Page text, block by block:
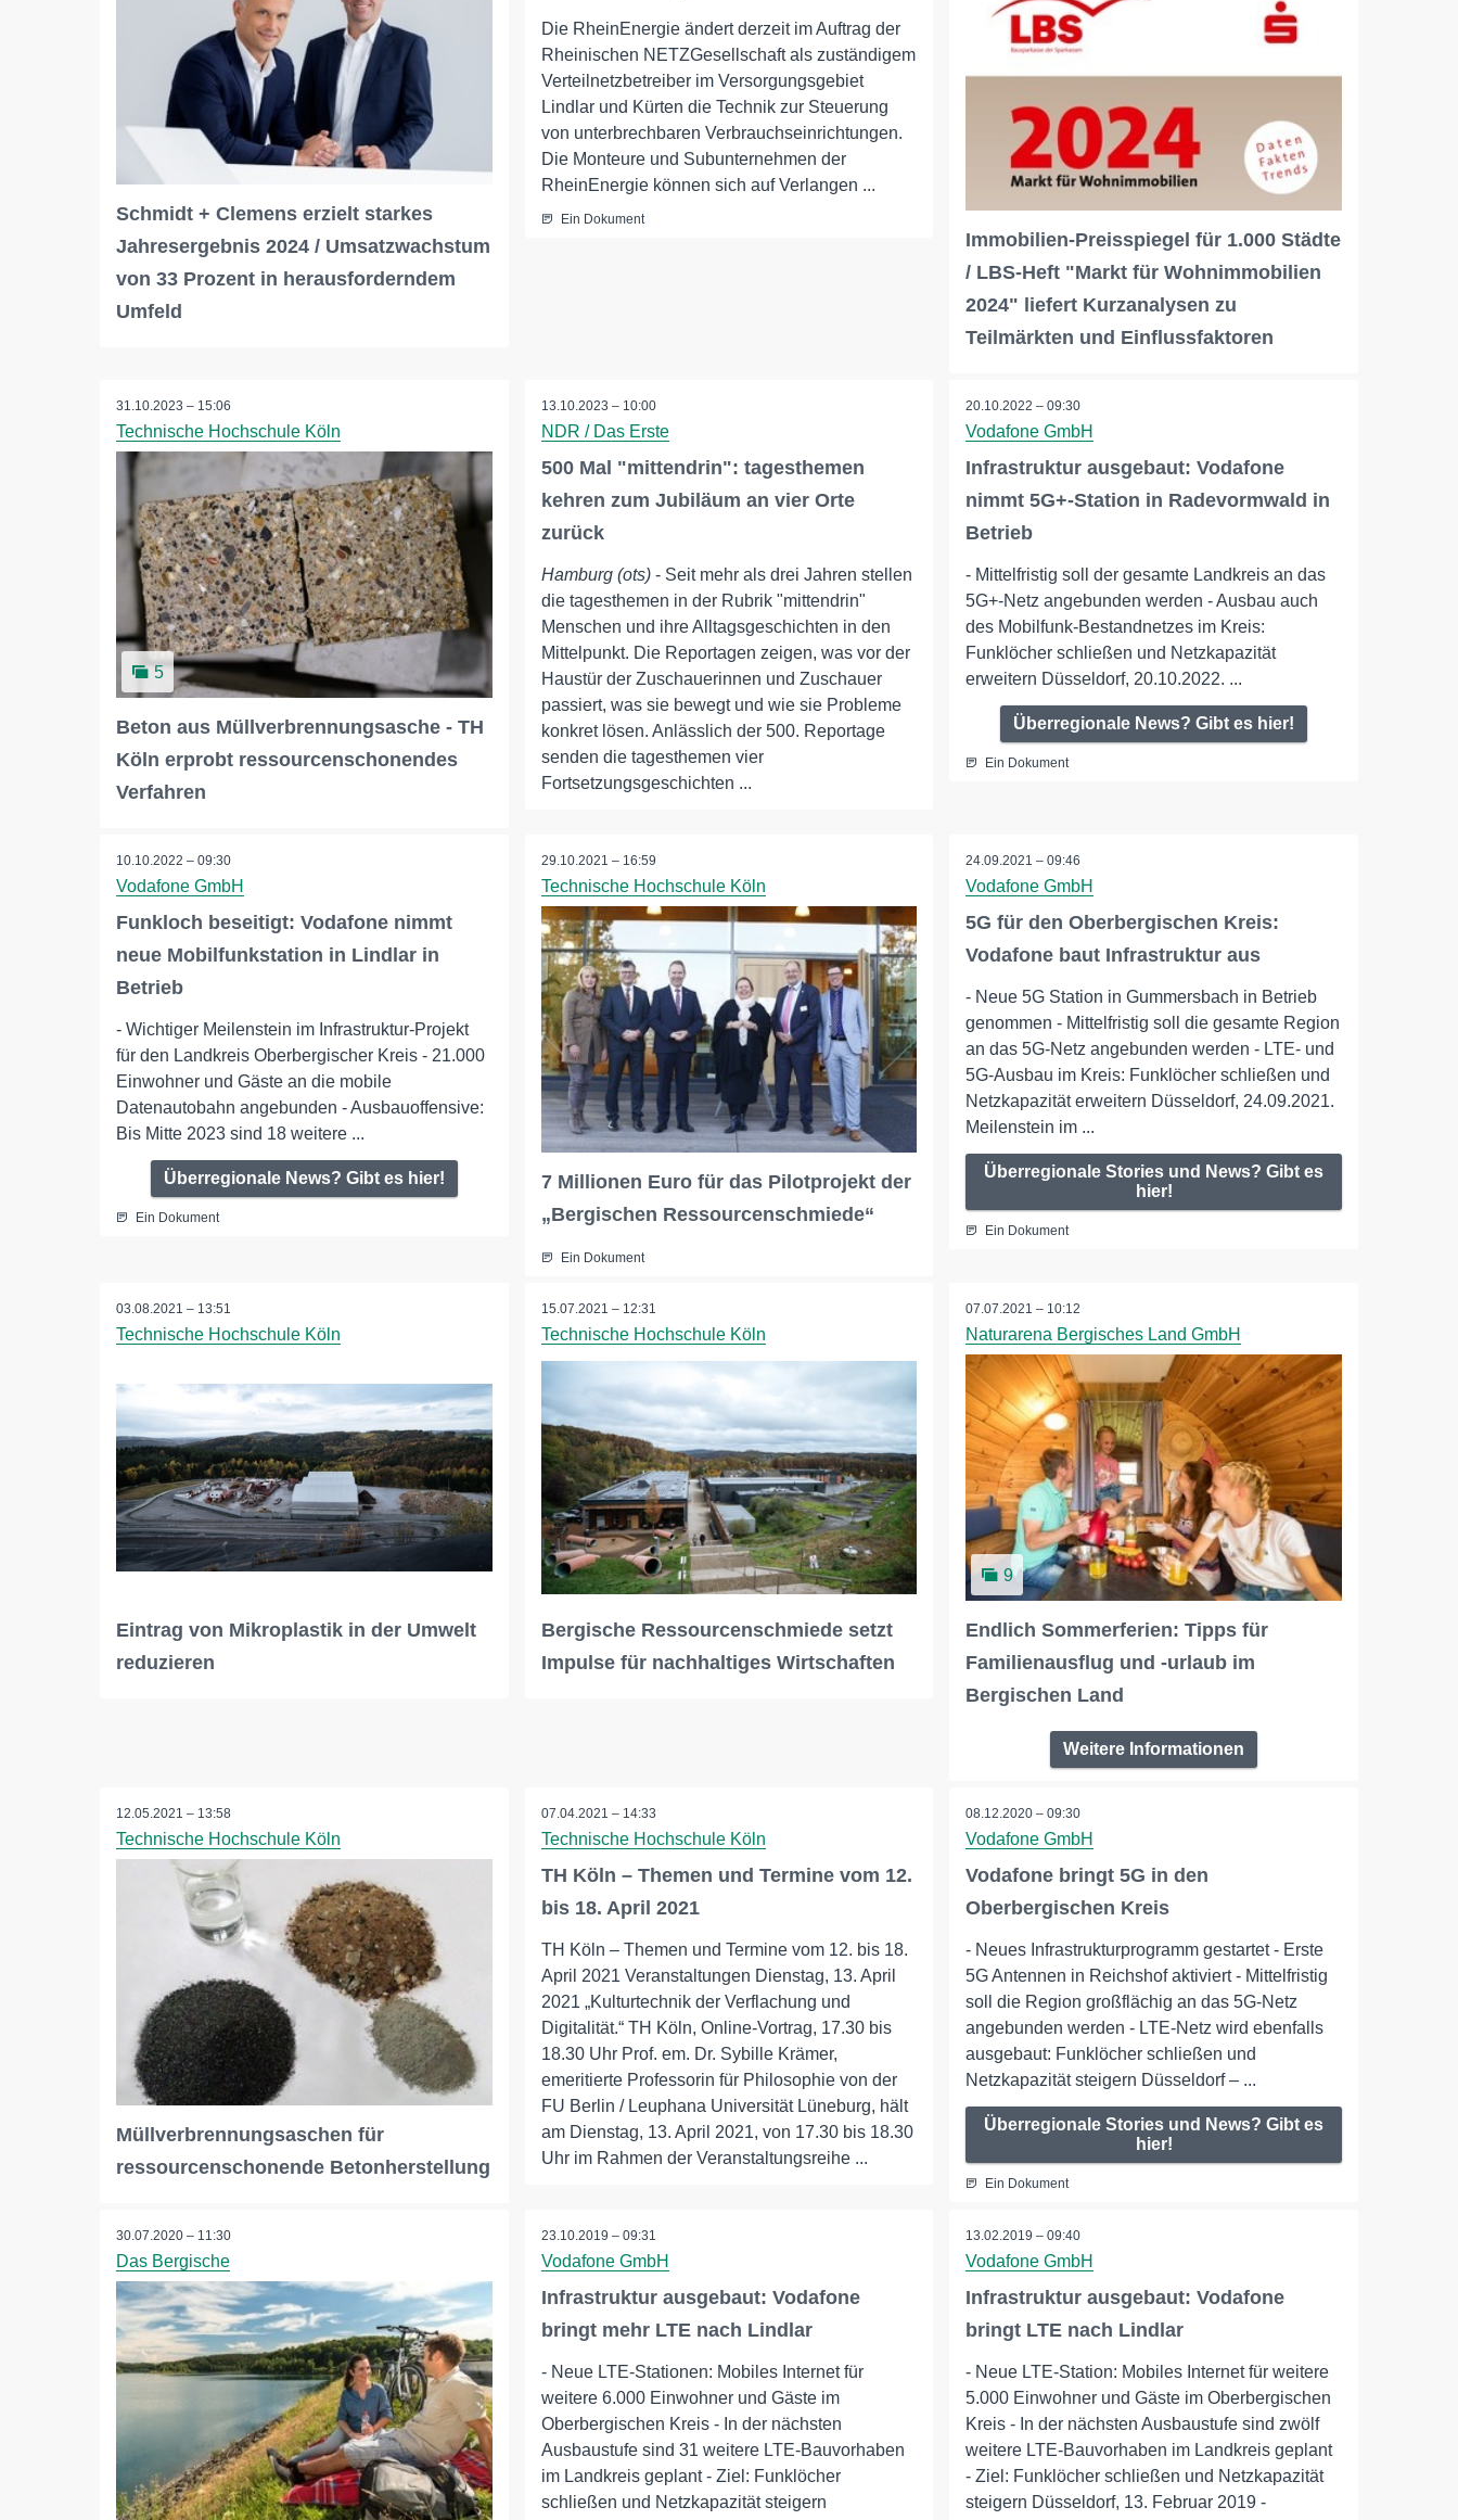
Schmidt + Clemens erzielt starkes
Jahresergebnis 2024 / Umsatzwachstum
von 33 Prozent in herausforderndem
Umfeld
Die RheinEnergie ändert derzeit im Auftrag der
Rheinischen NETZGesellschaft als zuständigem
Verteilnetzbetreiber im Versorgungsgebiet
Lindlar und Kürten die Technik zur Steuerung
von unterbrechbaren Verbrauchseinrichtungen.
Die Monteure und Subunternehmen der
RheinEnergie können sich auf Verlangen ...
Ein Dokument
Immobilien-Preisspiegel für 1.000 Städte
/ LBS-Heft "Markt für Wohnimmobilien
2024" liefert Kurzanalysen zu
Teilmärkten und Einflussfaktoren
31.10.2023 – 15:06
Technische Hochschule Köln
5
Beton aus Müllverbrennungsasche - TH
Köln erprobt ressourcenschonendes
Verfahren
13.10.2023 – 10:00
NDR / Das Erste
500 Mal "mittendrin": tagesthemen
kehren zum Jubiläum an vier Orte
zurück
Hamburg (ots)- Seit mehr als drei Jahren stellen
die tagesthemen in der Rubrik "mittendrin"
Menschen und ihre Alltagsgeschichten in den
Mittelpunkt. Die Reportagen zeigen, was vor der
Haustür der Zuschauerinnen und Zuschauer
passiert, was sie bewegt und wie sie Probleme
konkret lösen. Anlässlich der 500. Reportage
senden die tagesthemen vier
Fortsetzungsgeschichten ...
20.10.2022 – 09:30
Vodafone GmbH
Infrastruktur ausgebaut: Vodafone
nimmt 5G+-Station in Radevormwald in
Betrieb
- Mittelfristig soll der gesamte Landkreis an das
5G+-Netz angebunden werden - Ausbau auch
des Mobilfunk-Bestandnetzes im Kreis:
Funklöcher schließen und Netzkapazität
erweitern Düsseldorf, 20.10.2022. ...
Überregionale News? Gibt es hier!
Ein Dokument
10.10.2022 – 09:30
Vodafone GmbH
Funkloch beseitigt: Vodafone nimmt
neue Mobilfunkstation in Lindlar in
Betrieb
- Wichtiger Meilenstein im Infrastruktur-Projekt
für den Landkreis Oberbergischer Kreis - 21.000
Einwohner und Gäste an die mobile
Datenautobahn angebunden - Ausbauoffensive:
Bis Mitte 2023 sind 18 weitere ...
Überregionale News? Gibt es hier!
Ein Dokument
29.10.2021 – 16:59
Technische Hochschule Köln
7 Millionen Euro für das Pilotprojekt der
„Bergischen Ressourcenschmiede“
Ein Dokument
24.09.2021 – 09:46
Vodafone GmbH
5G für den Oberbergischen Kreis:
Vodafone baut Infrastruktur aus
- Neue 5G Station in Gummersbach in Betrieb
genommen - Mittelfristig soll die gesamte Region
an das 5G-Netz angebunden werden - LTE- und
5G-Ausbau im Kreis: Funklöcher schließen und
Netzkapazität erweitern Düsseldorf, 24.09.2021.
Meilenstein im ...
Überregionale Stories und News? Gibt es
hier!
Ein Dokument
03.08.2021 – 13:51
Technische Hochschule Köln
Eintrag von Mikroplastik in der Umwelt
reduzieren
15.07.2021 – 12:31
Technische Hochschule Köln
Bergische Ressourcenschmiede setzt
Impulse für nachhaltiges Wirtschaften
07.07.2021 – 10:12
Naturarena Bergisches Land GmbH
9
Endlich Sommerferien: Tipps für
Familienausflug und -urlaub im
Bergischen Land
Weitere Informationen
12.05.2021 – 13:58
Technische Hochschule Köln
Müllverbrennungsaschen für
ressourcenschonende Betonherstellung
07.04.2021 – 14:33
Technische Hochschule Köln
TH Köln – Themen und Termine vom 12.
bis 18. April 2021
TH Köln – Themen und Termine vom 12. bis 18.
April 2021 Veranstaltungen Dienstag, 13. April
2021 „Kulturtechnik der Verflachung und
Digitalität.“ TH Köln, Online-Vortrag, 17.30 bis
18.30 Uhr Prof. em. Dr. Sybille Krämer,
emeritierte Professorin für Philosophie von der
FU Berlin / Leuphana Universität Lüneburg, hält
am Dienstag, 13. April 2021, von 17.30 bis 18.30
Uhr im Rahmen der Veranstaltungsreihe ...
08.12.2020 – 09:30
Vodafone GmbH
Vodafone bringt 5G in den
Oberbergischen Kreis
- Neues Infrastrukturprogramm gestartet - Erste
5G Antennen in Reichshof aktiviert - Mittelfristig
soll die Region großflächig an das 5G-Netz
angebunden werden - LTE-Netz wird ebenfalls
ausgebaut: Funklöcher schließen und
Netzkapazität steigern Düsseldorf – ...
Überregionale Stories und News? Gibt es
hier!
Ein Dokument
30.07.2020 – 11:30
Das Bergische
23.10.2019 – 09:31
Vodafone GmbH
Infrastruktur ausgebaut: Vodafone
bringt mehr LTE nach Lindlar
- Neue LTE-Stationen: Mobiles Internet für
weitere 6.000 Einwohner und Gäste im
Oberbergischen Kreis - In der nächsten
Ausbaustufe sind 31 weitere LTE-Bauvorhaben
im Landkreis geplant - Ziel: Funklöcher
schließen und Netzkapazität steigern
13.02.2019 – 09:40
Vodafone GmbH
Infrastruktur ausgebaut: Vodafone
bringt LTE nach Lindlar
- Neue LTE-Station: Mobiles Internet für weitere
5.000 Einwohner und Gäste im Oberbergischen
Kreis - In der nächsten Ausbaustufe sind zwölf
weitere LTE-Bauvorhaben im Landkreis geplant
- Ziel: Funklöcher schließen und Netzkapazität
steigern Düsseldorf, 13. Februar 2019 -